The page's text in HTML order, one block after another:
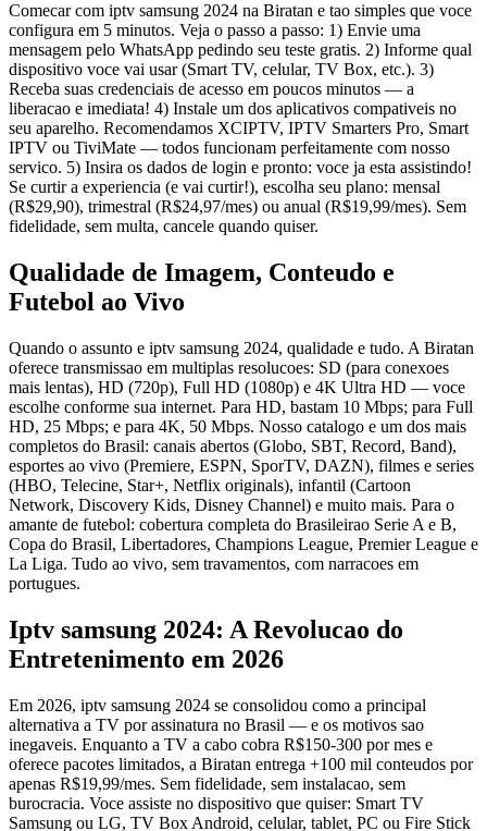
Comecar com iptv samsung 2024 na Biratan e tao simples que voce
configura em 5 minutos. Veja o passo a passo: 1) Envie uma
mensagem pelo WhatsApp pedindo seu teste gratis. 2) Informe qual
dispositivo voce vai usar (Smart TV, celular, TV Box, etc.). 3)
Receba suas credenciais de acesso em poucos minutos — a
liberacao e imediata! 4) Instale um dos aplicativos compativeis no
seu aparelho. Recomendamos XCIPTV, IPTV Smarters Pro, Smart
IPTV ou TiviMate — todos funcionam perfeitamente com nosso
servico. 5) Insira os dados de login e pronto: voce ja esta assistindo!
Se curtir a experiencia (e vai curtir!), escolha seu plano: mensal
(R$29,90), trimestral (R$24,97/mes) ou anual (R$19,99/mes). Sem
fidelidade, sem multa, cancele quando quiser.
Qualidade de Imagem, Conteudo e
Futebol ao Vivo
Quando o assunto e iptv samsung 2024, qualidade e tudo. A Biratan
oferece transmissao em multiplas resolucoes: SD (para conexoes
mais lentas), HD (720p), Full HD (1080p) e 4K Ultra HD — voce
escolhe conforme sua internet. Para HD, bastam 10 Mbps; para Full
HD, 25 Mbps; e para 4K, 50 Mbps. Nosso catalogo e um dos mais
completos do Brasil: canais abertos (Globo, SBT, Record, Band),
esportes ao vivo (Premiere, ESPN, SporTV, DAZN), filmes e series
(HBO, Telecine, Star+, Netflix originals), infantil (Cartoon
Network, Discovery Kids, Disney Channel) e muito mais. Para o
amante de futebol: cobertura completa do Brasileirao Serie A e B,
Copa do Brasil, Libertadores, Champions League, Premier League e
La Liga. Tudo ao vivo, sem travamentos, com narracoes em
portugues.
Iptv samsung 2024: A Revolucao do
Entretenimento em 2026
Em 2026, iptv samsung 2024 se consolidou como a principal
alternativa a TV por assinatura no Brasil — e os motivos sao
inegaveis. Enquanto a TV a cabo cobra R$150-300 por mes e
oferece pacotes limitados, a Biratan entrega +100 mil conteudos por
apenas R$19,99/mes. Sem fidelidade, sem instalacao, sem
burocracia. Voce assiste no dispositivo que quiser: Smart TV
Samsung ou LG, TV Box Android, celular, tablet, PC ou Fire Stick